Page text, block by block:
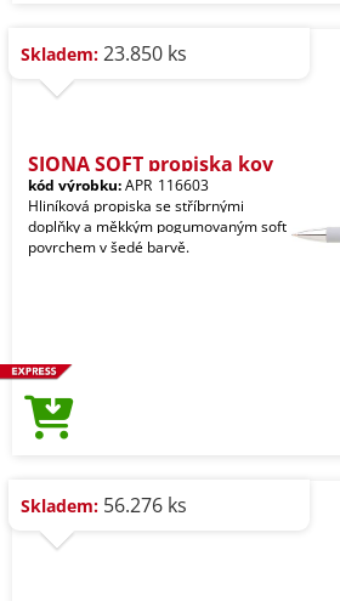
Skladem: 23.850 ks
SIONA SOFT propiska kov
kód výrobku:APR_116603
Hliníková propiska se stříbrnými
doplňky a měkkým pogumovaným soft
povrchem v šedé barvě.
Skladem: 56.276 ks